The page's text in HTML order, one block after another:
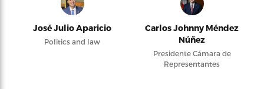
José Julio Aparicio
Politics and law
Carlos Johnny Méndez
Núñez
Presidente Cámara de
Representantes